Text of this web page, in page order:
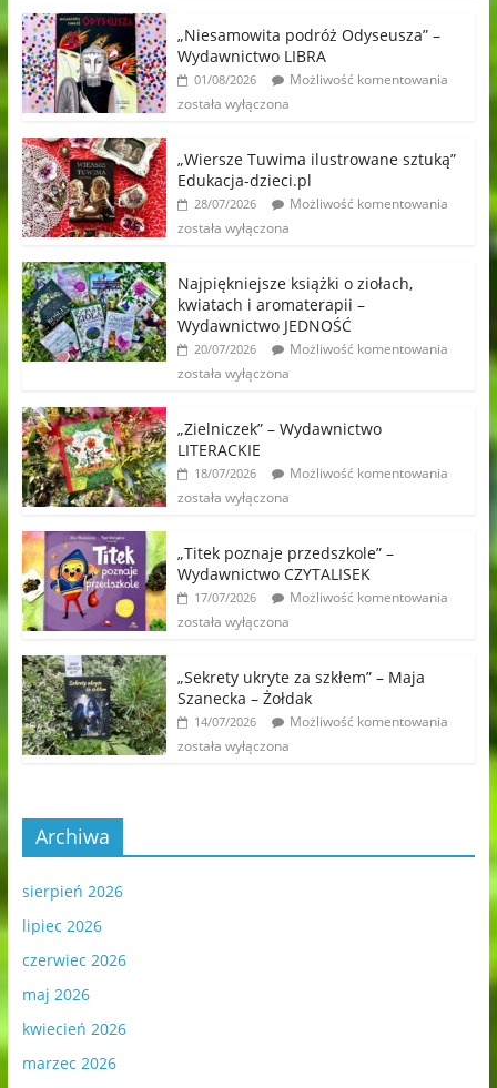
„Niesamowita podróż Odyseusza” –
Wydawnictwo LIBRA
01/08/2026
Możliwość komentowania
została wyłączona
„Wiersze Tuwima ilustrowane sztuką”
Edukacja-dzieci.pl
28/07/2026
Możliwość komentowania
została wyłączona
Najpiękniejsze książki o ziołach,
kwiatach i aromaterapii –
Wydawnictwo JEDNOŚĆ
20/07/2026
Możliwość komentowania
została wyłączona
„Zielniczek” – Wydawnictwo
LITERACKIE
18/07/2026
Możliwość komentowania
została wyłączona
„Titek poznaje przedszkole” –
Wydawnictwo CZYTALISEK
17/07/2026
Możliwość komentowania
została wyłączona
„Sekrety ukryte za szkłem” – Maja
Szanecka – Żołdak
14/07/2026
Możliwość komentowania
została wyłączona
Archiwa
sierpień 2026
lipiec 2026
czerwiec 2026
maj 2026
kwiecień 2026
marzec 2026